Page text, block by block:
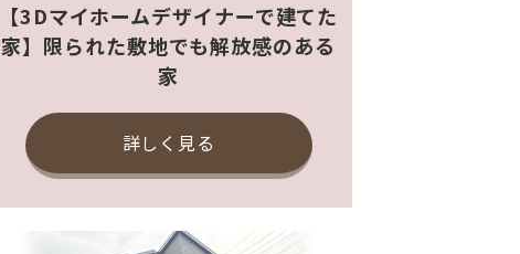
【3Dマイホームデザイナーで建てた
家】限られた敷地でも解放感のある
家
詳しく見る